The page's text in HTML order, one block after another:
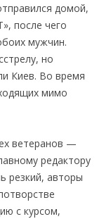
домой,
после чего
мужчин.
но
Киев. Во время
мимо
ветеранов —
редактору
резкий, авторы
с курсом,